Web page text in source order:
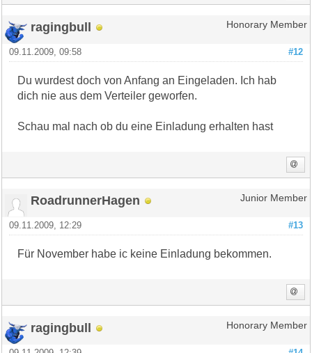
ragingbull Honorary Member
#12
09.11.2009, 09:58
Du wurdest doch von Anfang an Eingeladen. Ich hab
dich nie aus dem Verteiler geworfen.
Schau mal nach ob du eine Einladung erhalten hast
RoadrunnerHagen Junior Member
#13
09.11.2009, 12:29
Für November habe ic keine Einladung bekommen.
ragingbull Honorary Member